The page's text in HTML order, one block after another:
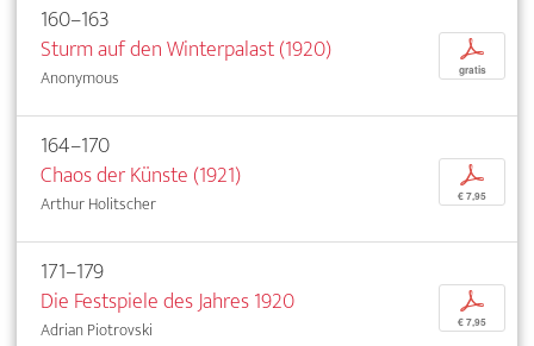
160–163
Sturm auf den Winterpalast (1920)
Anonymous
p
gratis
164–170
Chaos der Künste (1921)
Arthur Holitscher
p
€ 7,95
171–179
Die Festspiele des Jahres 1920
Adrian Piotrovski
p
€ 7,95